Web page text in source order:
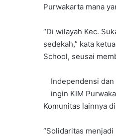
Purwakarta mana
“Di wilayah Kec.
sedekah,” kata
School, seusai
Independensi
ingin KIM
Komunitas lainnya
“Solidaritas